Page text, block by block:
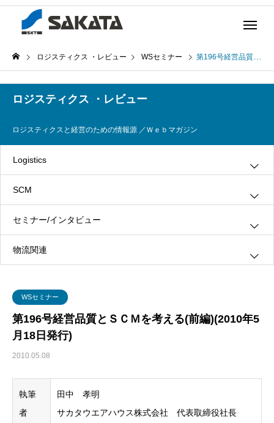
ロジスティクス ・レビュー WSセミナー 第196号経営品質とＳＣＭを考える(前編)(2010年5月18日発行)
WSセミナー
第196号経営品質とＳＣＭを考える(前編)(2010年5
月18日発行)
2010.05.08
執筆
者
田中 孝明
サカタウエアハウス株式会社 代表取締役社長
ロジスティクス ・レビュー
ロジスティクスと経営のための情報源 ／Ｗｅｂマガジン
Logistics
グリーン・ロジスティクス
３ＰＬ
ロジスティクス
SCM
情報システム
生産管理
セミナー/インタビュー
インタビュー
物流関連
物流品質
輸配送